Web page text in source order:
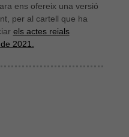
ens ofereix una versió
per al cartell que ha
els actes reials
2021.